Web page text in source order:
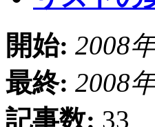
開始: 2008
最終: 2008
記事数: 33